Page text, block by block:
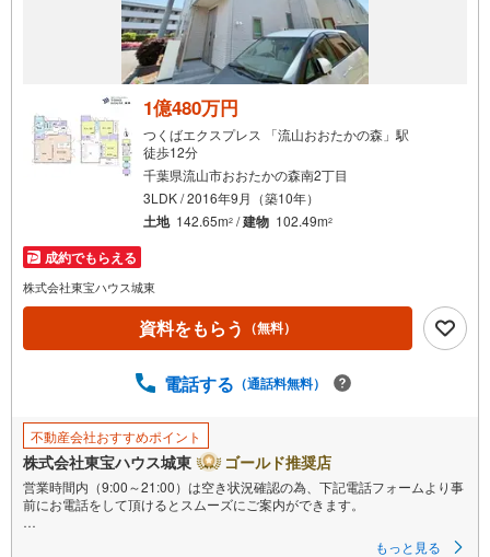
1億480万円
つくばエクスプレス 「流山おおたかの森」駅
徒歩12分
千葉県流山市おおたかの森南2丁目
3LDK / 2016年9月（築10年）
土地 142.65m2 /建物 102.49m2
成約でもらえる
株式会社東宝ハウス城東
資料をもらう （無料）
電話する （通話料無料）
不動産会社おすすめポイント
株式会社東宝ハウス城東 ゴールド推奨店
営業時間内（9:00～21:00）は空き状況確認の為、下記電話フォームより事
前にお電話をして頂けるとスムーズにご案内ができます。
もっと見る